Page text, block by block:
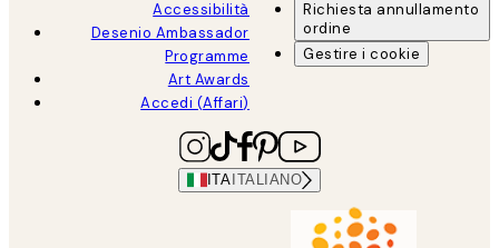
Accessibilità
Desenio Ambassador
Programme
Art Awards
Accedi (Affari)
Richiesta annullamento
ordine
Gestire i cookie
ITA ITALIANO